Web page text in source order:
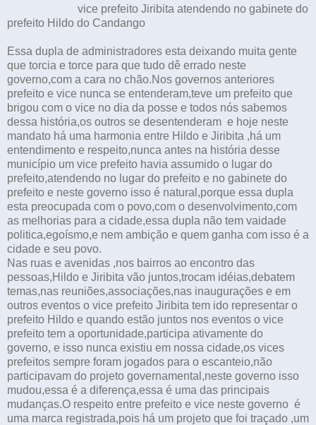
vice prefeito Jiribita atendendo no gabinete do
prefeito Hildo do Candango
Essa dupla de administradores esta deixando muita gente
que torcia e torce para que tudo dê errado neste
governo,com a cara no chão.Nos governos anteriores
prefeito e vice nunca se entenderam,teve um prefeito que
brigou com o vice no dia da posse e todos nós sabemos
dessa história,os outros se desentenderam e hoje neste
mandato há uma harmonia entre Hildo e Jiribita ,há um
entendimento e respeito,nunca antes na história desse
município um vice prefeito havia assumido o lugar do
prefeito,atendendo no lugar do prefeito e no gabinete do
prefeito e neste governo isso é natural,porque essa dupla
esta preocupada com o povo,com o desenvolvimento,com
as melhorias para a cidade,essa dupla não tem vaidade
politica,egoísmo,e nem ambição e quem ganha com isso é a
cidade e seu povo.
Nas ruas e avenidas ,nos bairros ao encontro das
pessoas,Hildo e Jiribita vão juntos,trocam idéias,debatem
temas,nas reuniões,associações,nas inaugurações e em
outros eventos o vice prefeito Jiribita tem ido representar o
prefeito Hildo e quando estão juntos nos eventos o vice
prefeito tem a oportunidade,participa ativamente do
governo, e isso nunca existiu em nossa cidade,os vices
prefeitos sempre foram jogados para o escanteio,não
participavam do projeto governamental,neste governo isso
mudou,essa é a diferença,essa é uma das principais
mudanças.O respeito entre prefeito e vice neste governo é
uma marca registrada,pois há um projeto que foi traçado ,um